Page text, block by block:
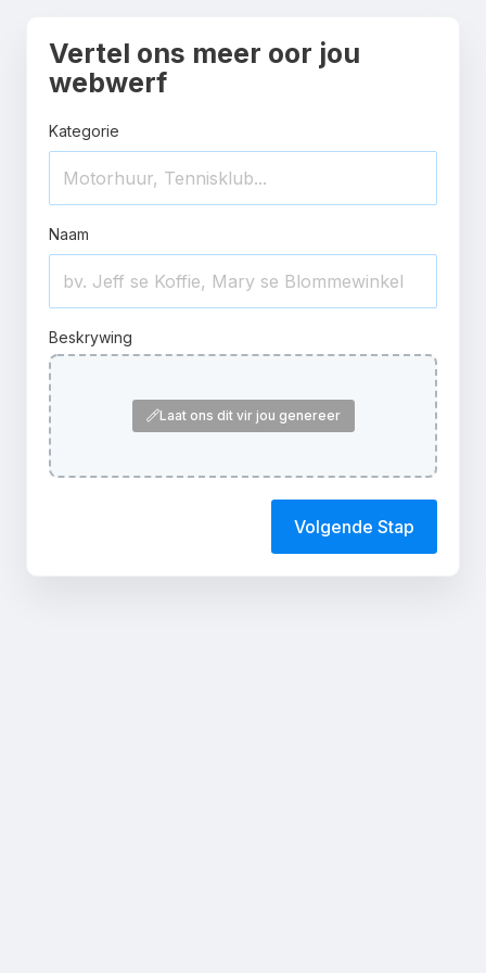
Vertel ons meer oor jou
webwerf
Kategorie
Naam
Beskrywing
Laat ons dit vir jou genereer
Volgende Stap